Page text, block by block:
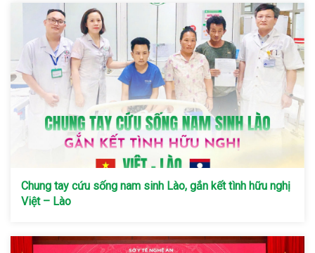
Chung tay cứu sống nam sinh Lào, gắn kết tình hữu nghị
Việt – Lào